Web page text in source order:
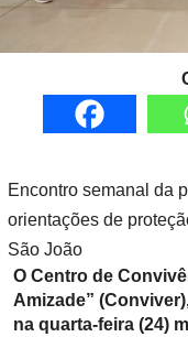
Encontro semanal da
orientações de
São João
O Centro de
Amizade”
na quarta-feira (24)